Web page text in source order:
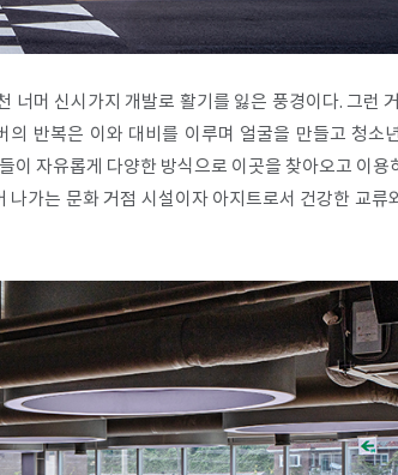
머 신시가지 개발로 활기를 잃은 풍경이다. 그런
반복은 이와 대비를 이루며 얼굴을 만들고 청소
자유롭게 다양한 방식으로 이곳을 찾아오고 이용
가는 문화 거점 시설이자 아지트로서 건강한 교류